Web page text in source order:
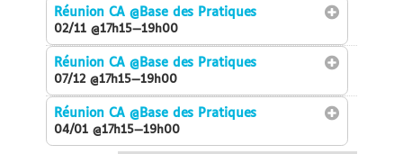
Réunion CA@Base des Pratiques
02/11 @17h15—19h00
Réunion CA@Base des Pratiques
07/12 @17h15—19h00
Réunion CA@Base des Pratiques
04/01 @17h15—19h00